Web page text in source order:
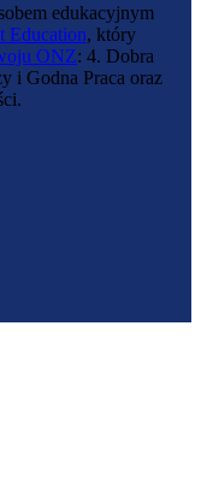
edukacyjnym
Education, który
ONZ: 4. Dobra
i Godna Praca oraz